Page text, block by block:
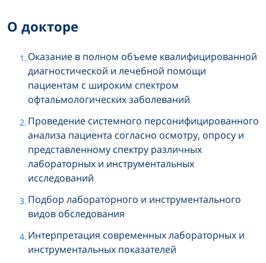
О докторе
Оказание в полном объеме квалифицированной
диагностической и лечебной помощи
пациентам с широким спектром
офтальмологических заболеваний
Проведение системного персонифицированного
анализа пациента согласно осмотру, опросу и
представленному спектру различных
лабораторных и инструментальных
исследований
Подбор лабораторного и инструментального
видов обследования
Интерпретация современных лабораторных и
инструментальных показателей